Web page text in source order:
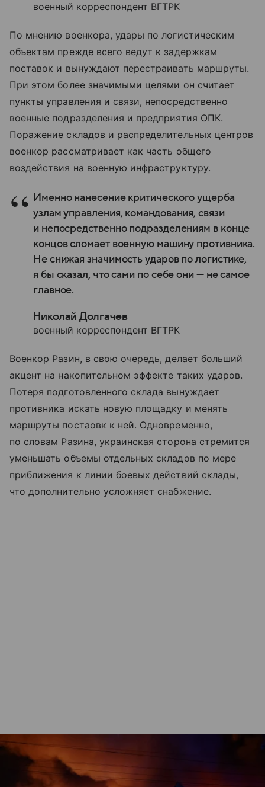
военный корреспондент ВГТРК
По мнению военкора, удары по логистическим
объектам прежде всего ведут к задержкам
поставок и вынуждают перестраивать маршруты.
При этом более значимыми целями он считает
пункты управления и связи, непосредственно
военные подразделения и предприятия ОПК.
Поражение складов и распределительных центров
военкор рассматривает как часть общего
воздействия на военную инфраструктуру.
Именно нанесение критического ущерба
узлам управления, командования, связи
и непосредственно подразделениям в конце
концов сломает военную машину противника.
Не снижая значимость ударов по логистике,
я бы сказал, что сами по себе они — не самое
главное.
Николай Долгачев
военный корреспондент ВГТРК
Военкор Разин, в свою очередь, делает больший
акцент на накопительном эффекте таких ударов.
Потеря подготовленного склада вынуждает
противника искать новую площадку и менять
маршруты постаовк к ней. Одновременно,
по словам Разина, украинская сторона стремится
уменьшать объемы отдельных складов по мере
приближения к линии боевых действий склады,
что дополнительно усложняет снабжение.